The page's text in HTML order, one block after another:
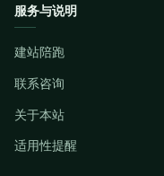
服务与说明
建站陪跑
联系咨询
关于本站
适用性提醒